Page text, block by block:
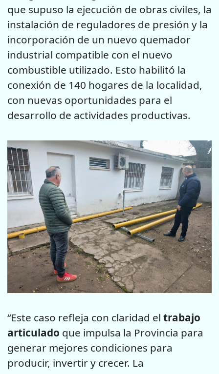
que supuso la ejecución de obras civiles, la
instalación de reguladores de presión y la
incorporación de un nuevo quemador
industrial compatible con el nuevo
combustible utilizado. Esto habilitó la
conexión de 140 hogares de la localidad,
con nuevas oportunidades para el
desarrollo de actividades productivas.
“Este caso refleja con claridad el trabajo
articulado que impulsa la Provincia para
generar mejores condiciones para
producir, invertir y crecer. La